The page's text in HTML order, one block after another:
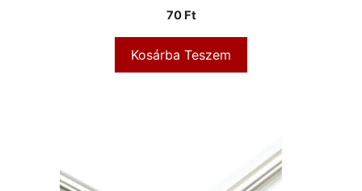
70 Ft
Kosárba Teszem